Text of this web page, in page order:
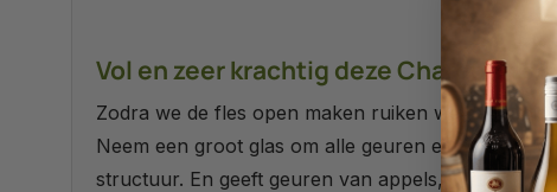
Vol en zeer krachtig deze Chardonnay
Zodra we de fles open maken ruiken we de
Neem een groot glas om alle geuren en smaken
structuur. En geeft geuren van appels, citrus